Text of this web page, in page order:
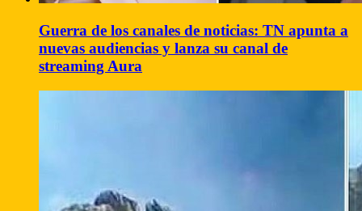
Guerra de los canales de noticias: TN apunta a
nuevas audiencias y lanza su canal de
streaming Aura